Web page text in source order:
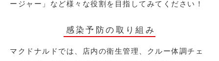
ージャー」など様々な役割を目指してみてください！
感染予防の取り組み
マクドナルドでは、店内の衛生管理、クルー体調チェ